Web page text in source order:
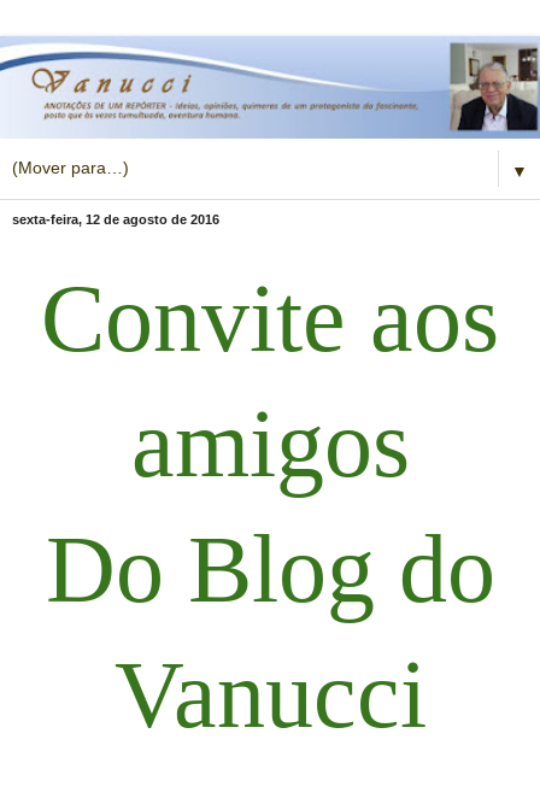
▼
sexta-feira, 12 de agosto de 2016
Convite aos
amigos
Do Blog do
Vanucci